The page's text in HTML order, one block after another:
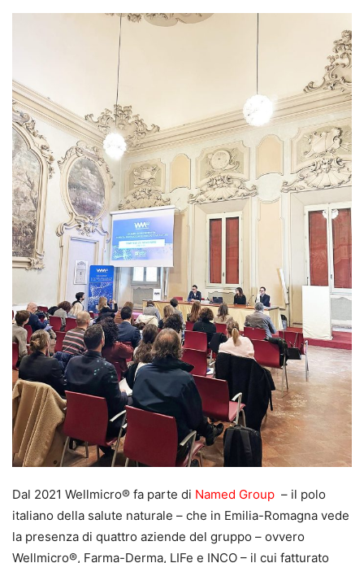
Dal 2021 Wellmicro® fa parte di Named Group – il polo
italiano della salute naturale – che in Emilia-Romagna vede
la presenza di quattro aziende del gruppo – ovvero
Wellmicro®, Farma-Derma, LIFe e INCO – il cui fatturato